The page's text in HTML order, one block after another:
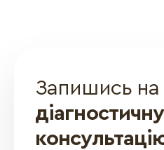
Запишись на
діагностичну